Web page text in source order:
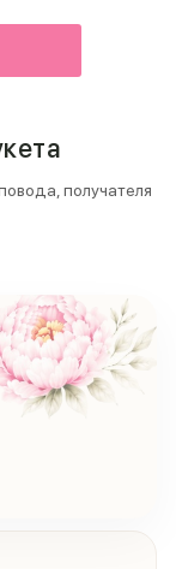
получателя